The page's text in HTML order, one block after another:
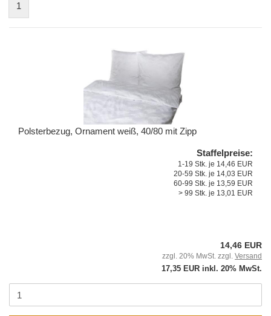
1
Polsterbezug, Ornament weiß, 40/80 mit Zipp
Staffelpreise:
1-19 Stk. je 14,46 EUR
20-59 Stk. je 14,03 EUR
60-99 Stk. je 13,59 EUR
> 99 Stk. je 13,01 EUR
14,46 EUR
zzgl. 20% MwSt. zzgl. Versand
17,35 EUR inkl. 20% MwSt.